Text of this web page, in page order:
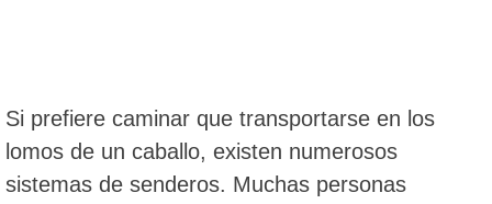
Si prefiere caminar que transportarse en los
lomos de un caballo, existen numerosos
sistemas de senderos. Muchas personas